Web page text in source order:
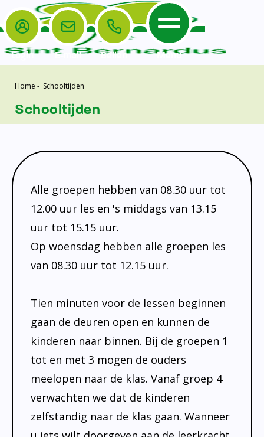
Home
De School
De School
Missie en visie
Veiligheidsplan
Onderwijs
Leerlingenraad
Leerlingenzorg
Leerlingenzorg
Kanjertraining
Doorstroomtoets
Jeugdprofessional op school
Centrum Jeugd en Gezin
Schoollogopedie
schoolondersteuningsprofiel
Schooltijden
Absentie
Aanmelden
Schoolgids
Gezonde school
Kinderopvang
BSO
Het Team
Ouders
Ouders
Voorschoolse en naschoolse opvang
TussenSchoolse Opvang (TSO)
Ouderraad (OR)
Medezeggenschapsraad (MR)
Formulieren
Klachtenregeling
Contact
Login E-mail Bellen Menu
Home - Schooltijden
Schooltijden
Alle groepen hebben van 08.30 uur tot
12.00 uur les en 's middags van 13.15
uur tot 15.15 uur.
Op woensdag hebben alle groepen les
van 08.30 uur tot 12.15 uur.
Tien minuten voor de lessen beginnen
gaan de deuren open en kunnen de
kinderen naar binnen. Bij de groepen 1
tot en met 3 mogen de ouders
meelopen naar de klas. Vanaf groep 4
verwachten we dat de kinderen
zelfstandig naar de klas gaan. Wanneer